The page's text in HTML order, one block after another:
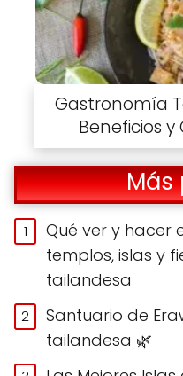
Gastronomía
Beneficios
Más
Qué ver y hacer
templos, islas y
tailandesa
Santuario de
tailandesa 🌿